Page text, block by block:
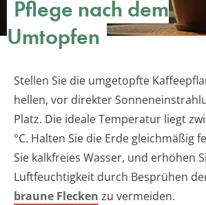
Pflege nach dem
Umtopfen
Stellen Sie die umgetopfte
hellen, vor direkter
Platz. Die ideale Temperatur liegt
°C. Halten Sie die Erde gleichmäßig
Sie kalkfreies Wasser, und erhöhen
Luftfeuchtigkeit durch Besprühen
braune Flecken zu vermeiden.